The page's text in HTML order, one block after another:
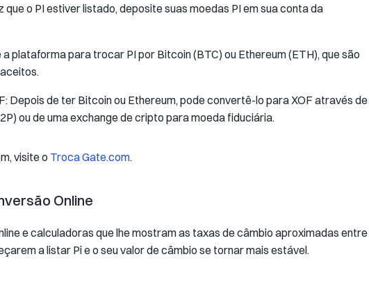
que o PI estiver listado, deposite suas moedas PI em sua conta da
a plataforma para trocar PI por Bitcoin (BTC) ou Ethereum (ETH), que são
Depois de ter Bitcoin ou Ethereum, pode convertê-lo para XOF através de
ou de uma exchange de cripto para moeda fiduciária.
visite o Troca Gate.com.
Online
e calculadoras que lhe mostram as taxas de câmbio aproximadas entre
a listar Pi e o seu valor de câmbio se tornar mais estável.